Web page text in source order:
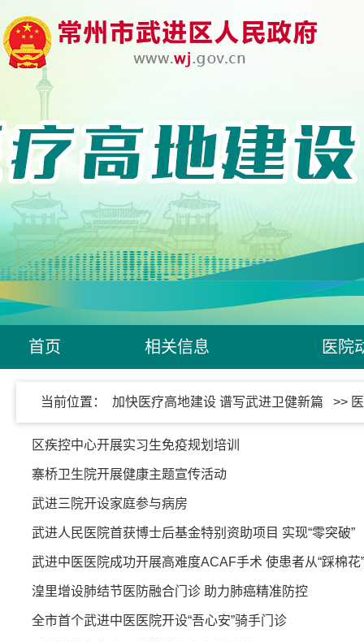
首页 相关信息 医院
当前位置： 加快医疗高地建设 谱写武进卫健新篇 >>
区疾控中心开展实习生免疫规划培训
寨桥卫生院开展健康主题宣传活动
武进三院开设家庭参与病房
武进人民医院首获博士后基金特别资助项目 实现“零突破”
武进中医医院成功开展高难度ACAF手术 使患者从“踩棉花
湟里增设肺结节医防融合门诊 助力肺癌精准防控
全市首个武进中医医院开设“吾心安”骑手门诊